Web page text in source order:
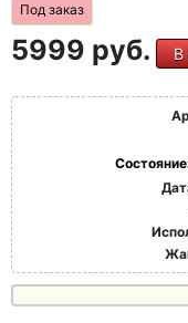
Под заказ
5999 руб. В